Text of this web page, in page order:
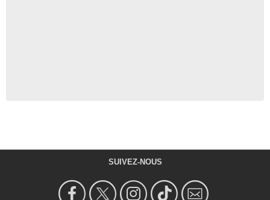
SUIVEZ-NOUS